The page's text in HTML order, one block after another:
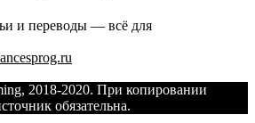
и переводы — всё для
2018-2020. При копировании
обязательна.